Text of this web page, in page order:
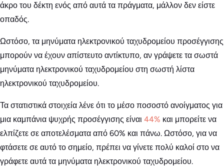
άκρο του δέκτη ενός από αυτά τα πράγματα, μάλλον δεν είστε
οπαδός.
Ωστόσο, τα μηνύματα ηλεκτρονικού ταχυδρομείου προσέγγισης
μπορούν να έχουν απίστευτο αντίκτυπο, αν γράψετε τα σωστά
μηνύματα ηλεκτρονικού ταχυδρομείου στη σωστή λίστα
ηλεκτρονικού ταχυδρομείου.
Τα στατιστικά στοιχεία λένε ότι το μέσο ποσοστό ανοίγματος για
μια καμπάνια ψυχρής προσέγγισης είναι 44% και μπορείτε να
ελπίζετε σε αποτελέσματα από 60% και πάνω. Ωστόσο, για να
φτάσετε σε αυτό το σημείο, πρέπει να γίνετε πολύ καλοί στο να
γράφετε αυτά τα μηνύματα ηλεκτρονικού ταχυδρομείου.